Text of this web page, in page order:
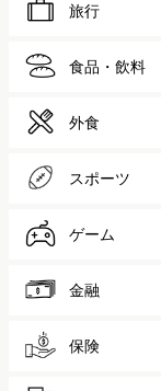
旅行
食品・飲料
外食
スポーツ
ゲーム
金融
保険